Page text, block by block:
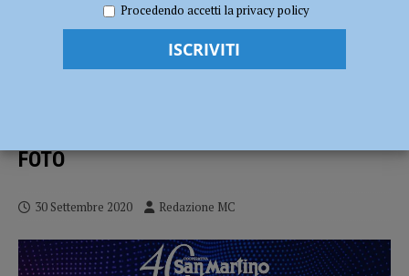
escursionisti cade in una scarpata nei pressi di Ferriere. Intervento delle
squadre del Soccorso Alpino – FOTO
Coppia di escursionisti cade in una
FOTO
30 Settembre 2020 Redazione MC
Procedendo accetti la privacy policy